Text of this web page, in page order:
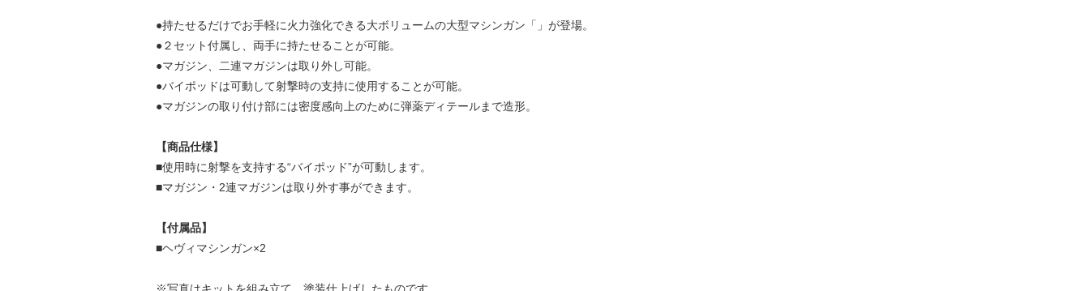
●持たせるだけでお手軽に火力強化できる大ボリュームの大型マシンガン「」が登場。
●２セット付属し、両手に持たせることが可能。
●マガジン、二連マガジンは取り外し可能。
●バイポッドは可動して射撃時の支持に使用することが可能。
●マガジンの取り付け部には密度感向上のために弾薬ディテールまで造形。
【商品仕様】
■使用時に射撃を支持する“バイポッド”が可動します。
■マガジン・2連マガジンは取り外す事ができます。
【付属品】
■ヘヴィマシンガン×2